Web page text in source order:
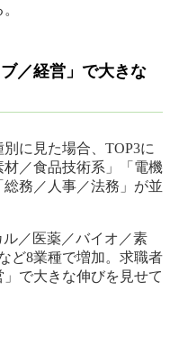
／経営」で大きな
に見た場合、TOP3に
／食品技術系」「電機
総務／人事／法務」が並
／医薬／バイオ／素
ど8業種で増加。求職者
で大きな伸びを見せて